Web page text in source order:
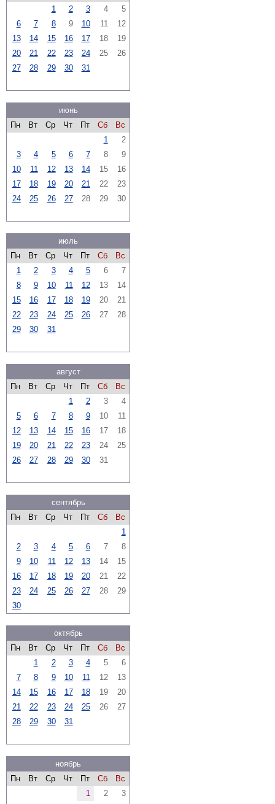
1
2 3 4
5
6
7 8 9 10 11
12
13
14 15 16 17 18
19
20
21 22 23 24 25
26
27
28 29 30 31
июнь
Пн
Вт Ср Чт Пт Сб
Вс
1
2
3
4 5 6 7 8
9
10
11 12 13 14 15
16
17
18 19 20 21 22
23
24
25 26 27 28 29 30
июль
Пн
Вт Ср Чт Пт Сб
Вс
1
2 3 4 5 6
7
8
9 10 11 12 13
14
15
16 17 18 19 20
21
22
23 24 25 26 27
28
29
30 31
август
Пн
Вт Ср Чт Пт Сб
Вс
1
2 3
4
5
6 7 8 9 10
11
12
13 14 15 16 17
18
19
20 21 22 23 24
25
26
27 28 29 30 31
сентябрь
Пн
Вт Ср Чт Пт Сб
Вс
1
2
3 4 5 6 7
8
9
10 11 12 13 14
15
16
17 18 19 20 21
22
23
24 25 26 27 28
29
30
октябрь
Пн
Вт Ср Чт Пт Сб
Вс
1
2 3 4 5
6
7
8 9 10 11 12
13
14
15 16 17 18 19
20
21
22 23 24 25 26
27
28
29 30 31
ноябрь
Пн
Вт Ср Чт Пт Сб
Вс
1
2
3